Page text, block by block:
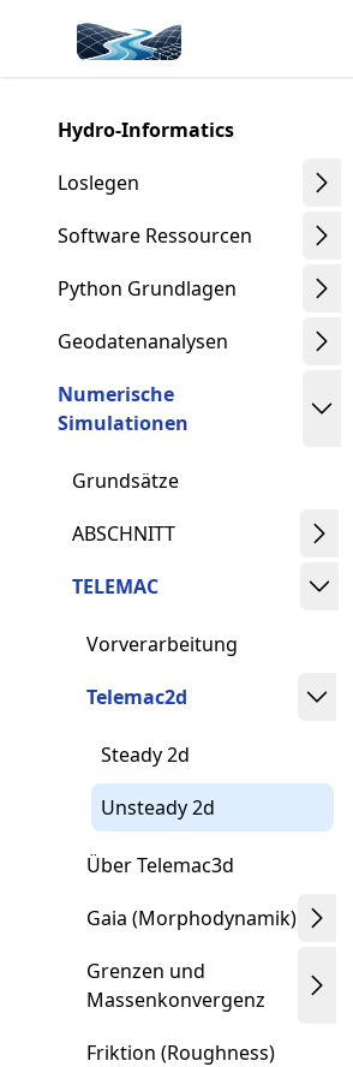
article
content
Made with MyST
Hydro-Informatics
Loslegen
Software Ressourcen
Python Grundlagen
Geodatenanalysen
Numerische
Simulationen
Grundsätze
ABSCHNITT
TELEMAC
Vorverarbeitung
Telemac2d
Steady 2d
Unsteady 2d
Über Telemac3d
Gaia (Morphodynamik)
Grenzen und
Massenkonvergenz
Friktion (Roughness)